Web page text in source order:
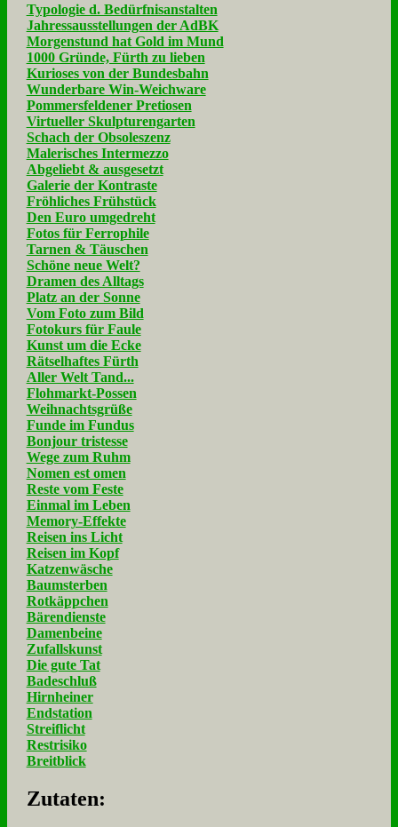
Typologie d. Bedürfnisanstalten
Jahressausstellungen der AdBK
Morgenstund hat Gold im Mund
1000 Gründe, Fürth zu lieben
Kurioses von der Bundesbahn
Wunderbare Win-Weichware
Pommersfeldener Pretiosen
Virtueller Skulpturengarten
Schach der Obsoleszenz
Malerisches Intermezzo
Abgeliebt & ausgesetzt
Galerie der Kontraste
Fröhliches Frühstück
Den Euro umgedreht
Fotos für Ferrophile
Tarnen & Täuschen
Schöne neue Welt?
Dramen des Alltags
Platz an der Sonne
Vom Foto zum Bild
Fotokurs für Faule
Kunst um die Ecke
Rätselhaftes Fürth
Aller Welt Tand...
Flohmarkt-Possen
Weihnachtsgrüße
Funde im Fundus
Bonjour tristesse
Wege zum Ruhm
Nomen est omen
Reste vom Feste
Einmal im Leben
Memory-Effekte
Reisen ins Licht
Reisen im Kopf
Katzenwäsche
Baumsterben
Rotkäppchen
Bärendienste
Damenbeine
Zufallskunst
Die gute Tat
Badeschluß
Hirnheiner
Endstation
Streiflicht
Restrisiko
Breitblick
Zu­ta­ten: